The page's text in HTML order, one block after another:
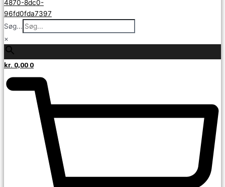
Søg...
×
kr. 0,00 0